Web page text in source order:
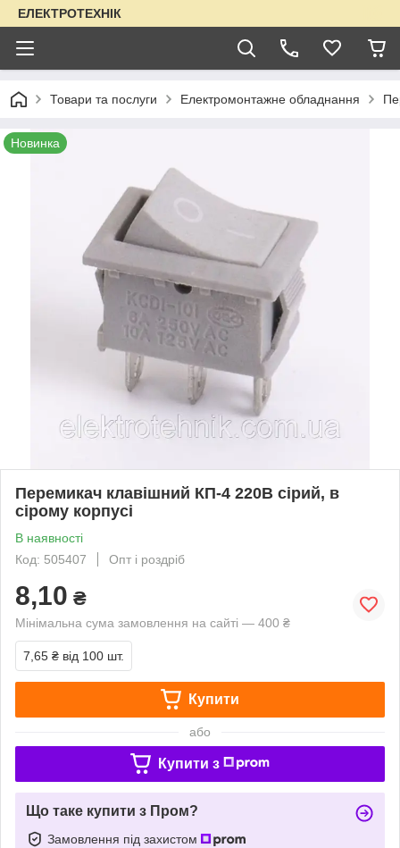
ЕЛЕКТРОТЕХНІК
Товари та послуги Електромонтажне обладнання
Новинка
Перемикач клавішний КП-4 220В сірий, в
сірому корпусі
В наявності
Код: 505407
Опт і роздріб
8,10 ₴
Мінімальна сума замовлення на сайті — 400 ₴
7,65 ₴ від 100 шт.
Купити
або
Купити з
Що таке купити з Пром?
Замовлення під захистом